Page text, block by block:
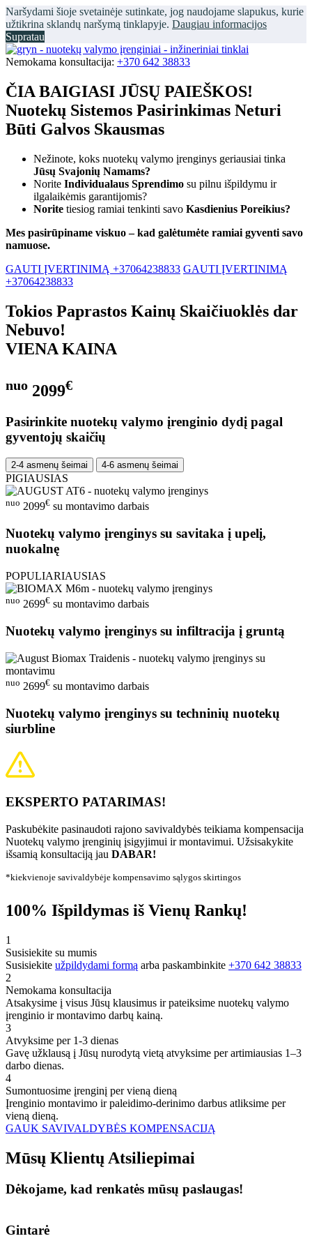
Naršydami šioje svetainėje sutinkate, jog naudojame slapukus, kurie
užtikrina sklandų naršymą tinklapyje. Daugiau informacijos
Supratau
Nemokama konsultacija: +370 642 38833
ČIA BAIGIASI JŪSŲ PAIEŠKOS!
Nuotekų Sistemos Pasirinkimas Neturi
Būti Galvos Skausmas
Nežinote, koks nuotekų valymo įrenginys geriausiai tinka
Jūsų Svajonių Namams?
Norite Individualaus Sprendimo su pilnu išpildymu ir
ilgalaikėmis garantijomis?
Norite tiesiog ramiai tenkinti savo Kasdienius Poreikius?
Mes pasirūpiname viskuo – kad galėtumėte ramiai gyventi savo
namuose.
GAUTI ĮVERTINIMĄ +37064238833 GAUTI ĮVERTINIMĄ
+37064238833
Tokios Paprastos Kainų Skaičiuoklės dar
Nebuvo!
VIENA KAINA
nuo 2099€
Pasirinkite nuotekų valymo įrenginio dydį pagal
gyventojų skaičių
2-4 asmenų šeimai 4-6 asmenų šeimai
PIGIAUSIAS
nuo 2099€ su montavimo darbais
Nuotekų valymo įrenginys su savitaka į upelį,
nuokalnę
POPULIARIAUSIAS
nuo 2699€ su montavimo darbais
Nuotekų valymo įrenginys su infiltracija į gruntą
nuo 2699€ su montavimo darbais
Nuotekų valymo įrenginys su techninių nuotekų
siurbline
EKSPERTO PATARIMAS!
Paskubėkite pasinaudoti rajono savivaldybės teikiama kompensacija
Nuotekų valymo įrenginių įsigyjimui ir montavimui. Užsisakykite
išsamią konsultaciją jau DABAR!
*kiekvienoje savivaldybėje kompensavimo sąlygos skirtingos
100% Išpildymas iš Vienų Rankų!
1
Susisiekite su mumis
Susisiekite užpildydami formą arba paskambinkite +370 642 38833
2
Nemokama konsultacija
Atsakysime į visus Jūsų klausimus ir pateiksime nuotekų valymo
įrenginio ir montavimo darbų kainą.
3
Atvyksime per 1-3 dienas
Gavę užklausą į Jūsų nurodytą vietą atvyksime per artimiausias 1–3
darbo dienas.
4
Sumontuosime įrenginį per vieną dieną
Įrenginio montavimo ir paleidimo-derinimo darbus atliksime per
vieną dieną.
GAUK SAVIVALDYBĖS KOMPENSACIJĄ
Mūsų Klientų Atsiliepimai
Dėkojame, kad renkatės mūsų paslaugas!
Gintarė